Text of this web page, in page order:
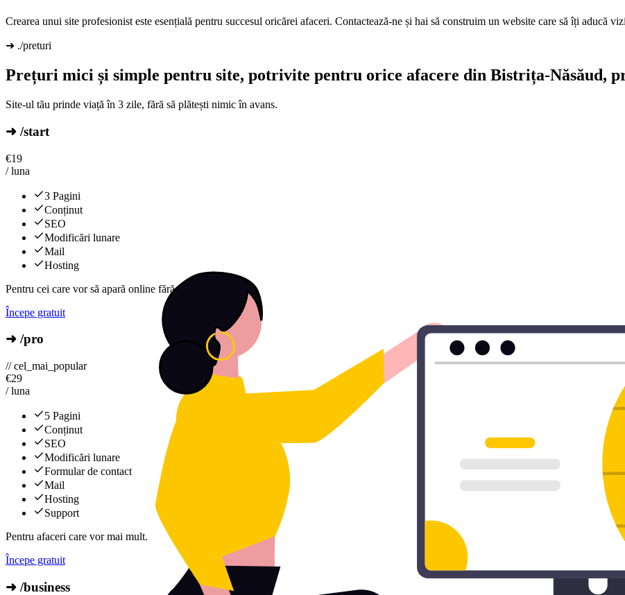
Crearea unui site profesionist este esențială pentru succesul oricărei afaceri. Contactează-ne și hai să construim un website care să îți aducă
➜ ./preturi
Prețuri mici și simple pentru site, potrivite pentru orice afacere din Bistrița-Năsăud,
Site-ul tău prinde viață în 3 zile, fără să plătești nimic în avans.
➜ /start
€19
/ luna
3 Pagini
Conținut
SEO
Modificări lunare
Mail
Hosting
Pentru cei care vor să apară online fără complicații.
Începe gratuit
➜ /pro
// cel_mai_popular
€29
/ luna
5 Pagini
Conținut
SEO
Modificări lunare
Formular de contact
Mail
Hosting
Support
Pentru afaceri care vor mai mult.
Începe gratuit
➜ /business